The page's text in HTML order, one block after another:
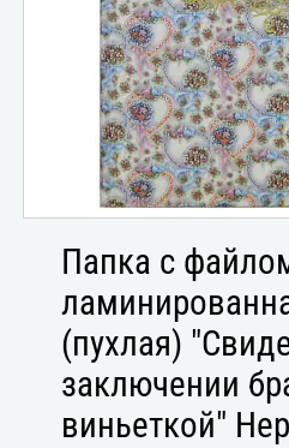
Папка с
(пухлая)
заключении
виньеткой"